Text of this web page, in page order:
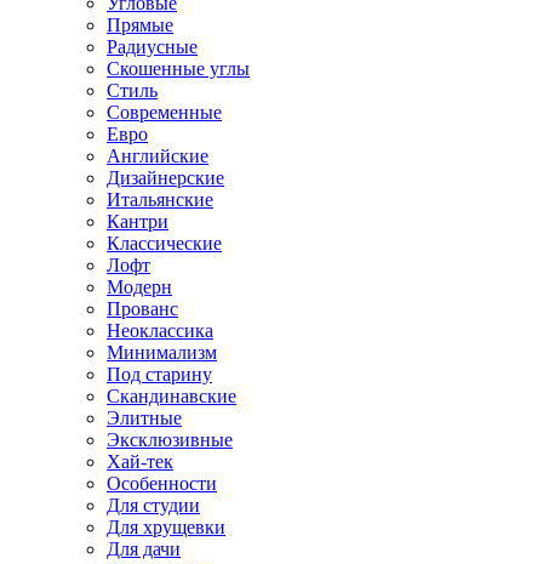
Прямые
Радиусные
Скошенные углы
Стиль
Современные
Евро
Английские
Дизайнерские
Итальянские
Кантри
Классические
Лофт
Модерн
Прованс
Неоклассика
Минимализм
Под старину
Скандинавские
Элитные
Эксклюзивные
Хай-тек
Особенности
Для студии
Для хрущевки
Для дачи